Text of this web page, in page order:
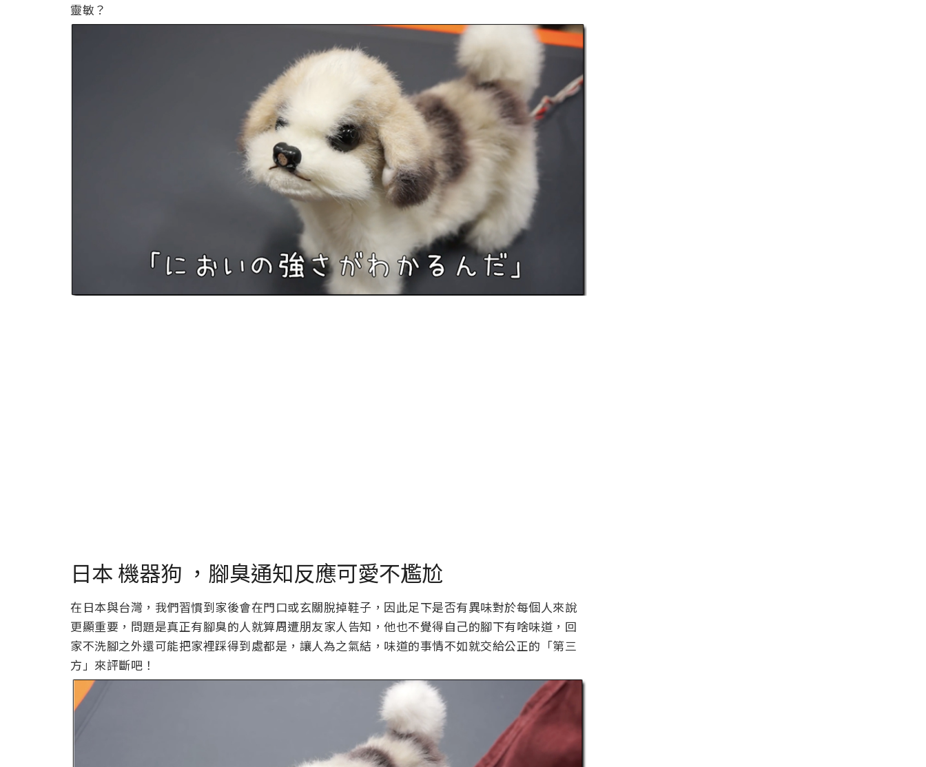
靈敏？
日本 機器狗 ，腳臭通知反應可愛不尷尬
在日本與台灣，我們習慣到家後會在門口或玄關脫掉鞋子，因此足下是否有異味對於每個人來說
更顯重要，問題是真正有腳臭的人就算周遭朋友家人告知，他也不覺得自己的腳下有啥味道，回
家不洗腳之外還可能把家裡踩得到處都是，讓人為之氣結，味道的事情不如就交給公正的「第三
方」來評斷吧！